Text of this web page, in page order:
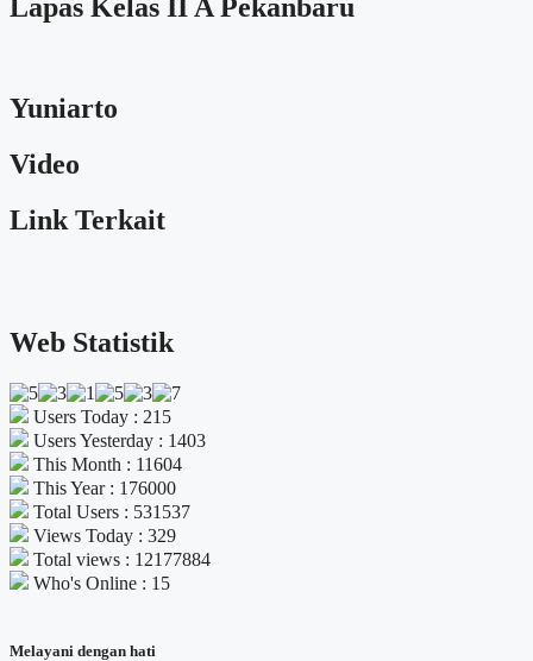
Lapas Kelas II A Pekanbaru
Yuniarto
Video
Link Terkait
Web Statistik
Users Today : 215
Users Yesterday : 1403
This Month : 11604
This Year : 176000
Total Users : 531537
Views Today : 329
Total views : 12177884
Who's Online : 15
Melayani dengan hati